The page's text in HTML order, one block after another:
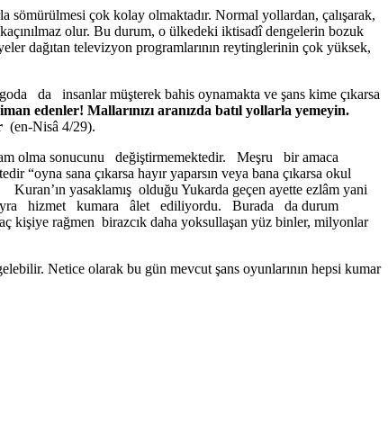
sömürülmesi çok kolay olmaktadır. Normal yollardan, çalışarak,
olur. Bu durum, o ülkedeki iktisadî dengelerin bo­zuk
dağıtan televizyon programlarının reytinglerinin çok yük­sek,
da insanlar müşterek bahis oynamakta ve şans kime çıkarsa
edenler! Mallarınızı aranızda batıl yollarla yemeyin.
(en-Nisâ 4/29).
olma sonucunu değiştirmemektedir. Meşru bir amaca
“oyna sana çıkarsa hayır yaparsın veya bana çıkarsa okul
Kuran’ın yasak­lamış olduğu Yukarda geçen ayette ezlâm yani
hizmet kumara âlet ediliyordu. Burada da durum
rağmen birazcık daha yoksullaşan yüz binler, milyon­lar
Netice olarak bu gün mevcut şans oyunlarının hepsi kumar